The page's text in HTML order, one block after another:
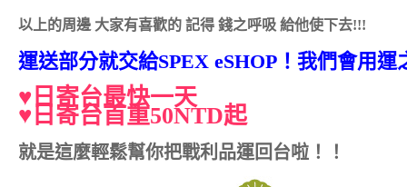
以上的周邊 大家有喜歡的 記得 錢之呼吸 給他使下去!!!
運送部分就交給SPEX eSHOP！我們會用運
♥日寄台最快一天
♥日寄台首重50NTD起
就是這麼輕鬆幫你把戰利品運回台啦！！